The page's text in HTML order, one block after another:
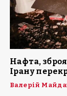
Нафта,
Ірану
Валерій